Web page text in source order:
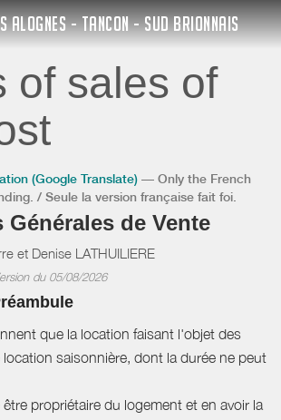
ALOGNES - TANCON - SUD BRIONNAIS
of sales of
(Google Translate) — Only the French
/ Seule la version française fait foi.
de Vente
et Denise LATHUILIERE
du 05/08/2026
que la location faisant l'objet des
saisonnière, dont la durée ne peut
propriétaire du logement et en avoir la